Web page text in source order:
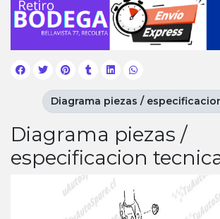
Diagrama piezas /
especificacion
Diagrama piezas /